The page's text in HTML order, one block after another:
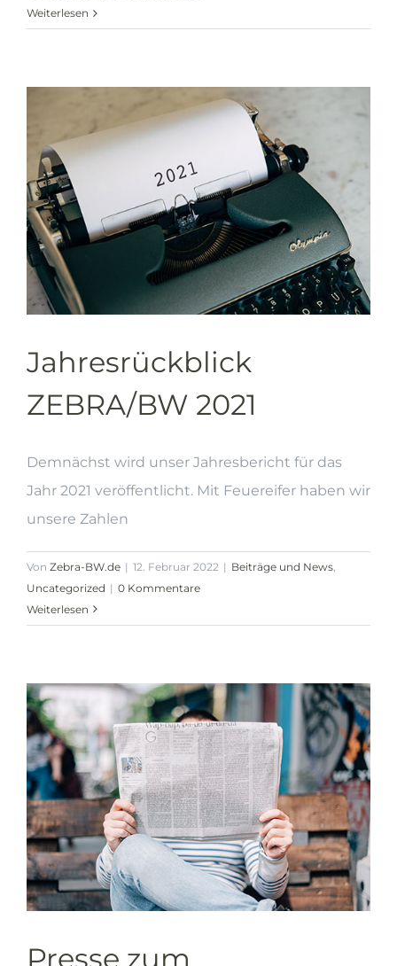
Weiterlesen
Jahresrückblick
ZEBRA/BW 2021
Demnächst wird unser Jahresbericht für das
Jahr 2021 veröffentlicht. Mit Feuereifer haben wir
unsere Zahlen
Von Zebra-BW.de | 12. Februar 2022 | Beiträge und News
Uncategorized | 0 Kommentare
Weiterlesen
Presse zum